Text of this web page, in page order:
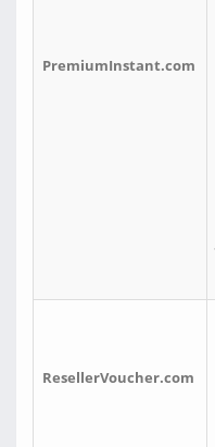
PremiumInstant.com
ResellerVoucher.com